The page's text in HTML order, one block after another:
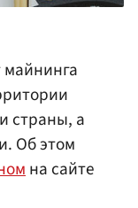
страны, а
Об этом
на сайте